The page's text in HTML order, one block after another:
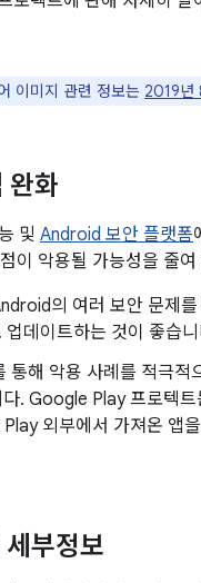
이미지 관련 정보는 2019년
화
및 Android 보안 플랫폼
이 악용될 가능성을 줄여
의 여러 보안 문제
데이트하는 것이 좋습
통해 악용 사례를 적극적
. Google Play 프로텍트
외부에서 가져온 앱
부정보